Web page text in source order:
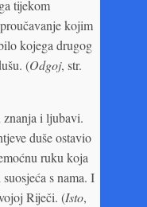
tijekom
kojim
kojega drugog
(Odgoj, str.
znanja i ljubavi.
duše ostavio
ruku koja
s nama. I
Riječi. (Isto,